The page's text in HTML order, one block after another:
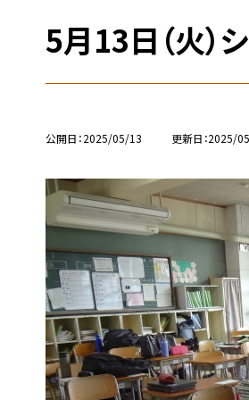
5月13日（火）
公開日 2025/05/13 更新日 2025/